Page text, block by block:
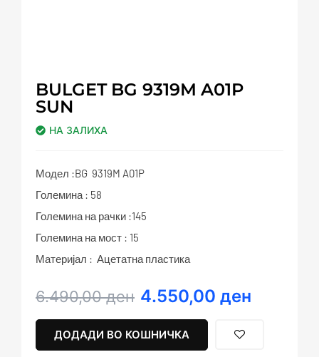
BULGET BG 9319M A01P
SUN
НА ЗАЛИХА
Модел :BG 9319M A01P
Големина : 58
Големина на рачки :145
Големина на мост : 15
Материјал : Ацетатна пластика
6.490,00ден
Original
was:
6.490,00 ден.
4.550,00 ден
Current
4.550,00 ден.
ДОДАДИ ВО КОШНИЧКА